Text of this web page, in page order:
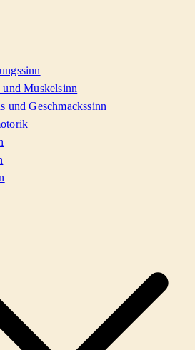
und Muskelsinn
und Geschmackssinn